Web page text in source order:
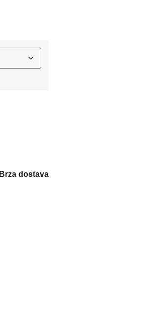
Brza dostava